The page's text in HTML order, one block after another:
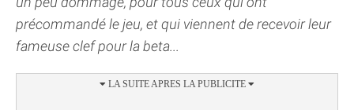
précommandé le jeu, et qui viennent de recevoir leur
fameuse clef pour la beta...